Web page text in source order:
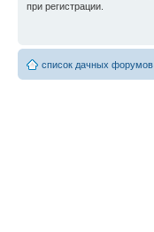
при регистрации.
список дачных форумов